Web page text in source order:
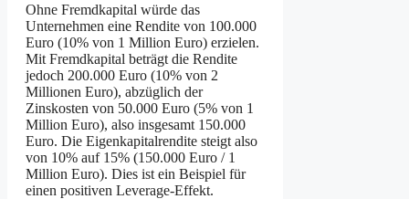
Ohne Fremdkapital würde das
Unternehmen eine Rendite von 100.000
Euro (10% von 1 Million Euro) erzielen.
Mit Fremdkapital beträgt die Rendite
jedoch 200.000 Euro (10% von 2
Millionen Euro), abzüglich der
Zinskosten von 50.000 Euro (5% von 1
Million Euro), also insgesamt 150.000
Euro. Die Eigenkapitalrendite steigt also
von 10% auf 15% (150.000 Euro / 1
Million Euro). Dies ist ein Beispiel für
einen positiven Leverage-Effekt.